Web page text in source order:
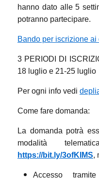
hanno dato alle5
potranno partecipare.
Bando per iscrizione ai
3 PERIODI DI
18 luglio e 21-25 luglio
Per ogni info vedi
Come fare domanda:
La domanda potrà
modalità
https://bit.ly/3ofKIMS,
Accesso